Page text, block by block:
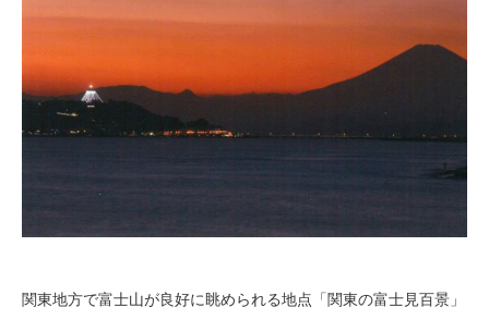
関東地方で富士山が良好に眺められる地点「関東の富士見百景」